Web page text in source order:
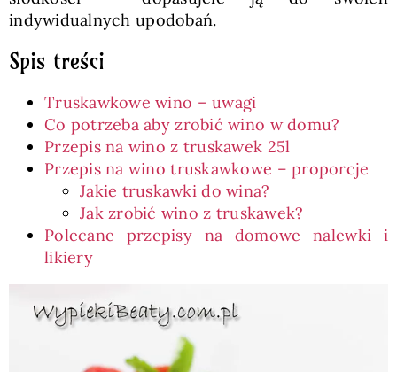
Polski
indywidualnych upodobań.
Spis treści
Truskawkowe wino – uwagi
Co potrzeba aby zrobić wino w domu?
Przepis na wino z truskawek 25l
Przepis na wino truskawkowe – proporcje
Jakie truskawki do wina?
Jak zrobić wino z truskawek?
Polecane przepisy na domowe nalewki i
likiery